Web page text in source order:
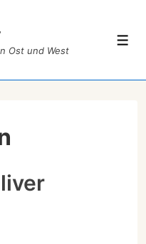
Ost und West